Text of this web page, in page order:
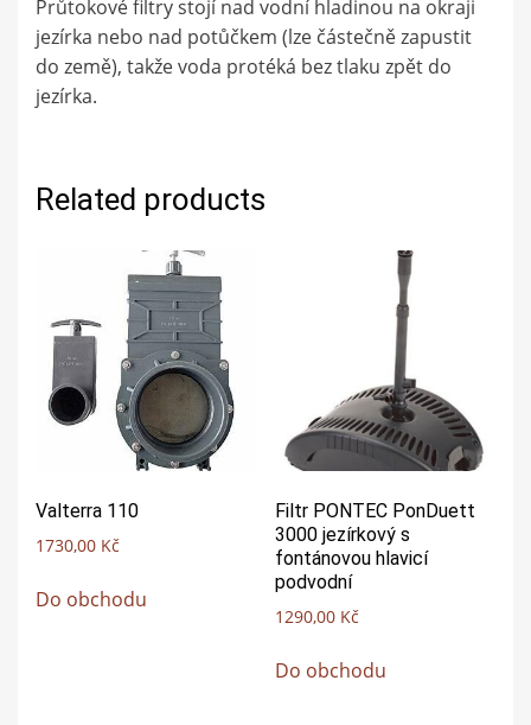
Průtokové filtry stojí nad vodní hladinou na okraji
jezírka nebo nad potůčkem (lze částečně zapustit
do země), takže voda protéká bez tlaku zpět do
jezírka.
Related products
Valterra 110
1730,00 Kč
Do obchodu
Filtr PONTEC PonDuett
3000 jezírkový s
fontánovou hlavicí
podvodní
1290,00 Kč
Do obchodu